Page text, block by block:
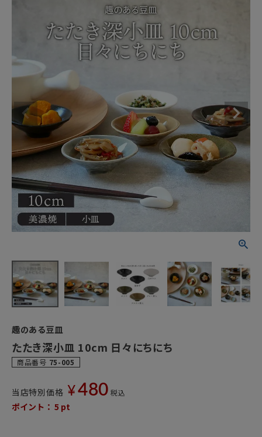
趣のある豆皿
たたき深小皿 10cm 日々にちにち
商品番号 75-005
当店特別価格 ¥ 480 税込
ポイント： 5 pt